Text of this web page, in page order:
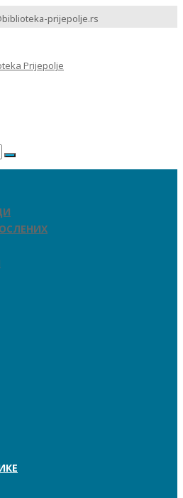
prijepolje.rs